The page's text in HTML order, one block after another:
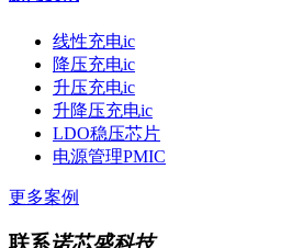
线性充电ic
降压充电ic
升压充电ic
升降压充电ic
LDO稳压芯片
电源管理PMIC
更多案例
联系诺芯盛科技